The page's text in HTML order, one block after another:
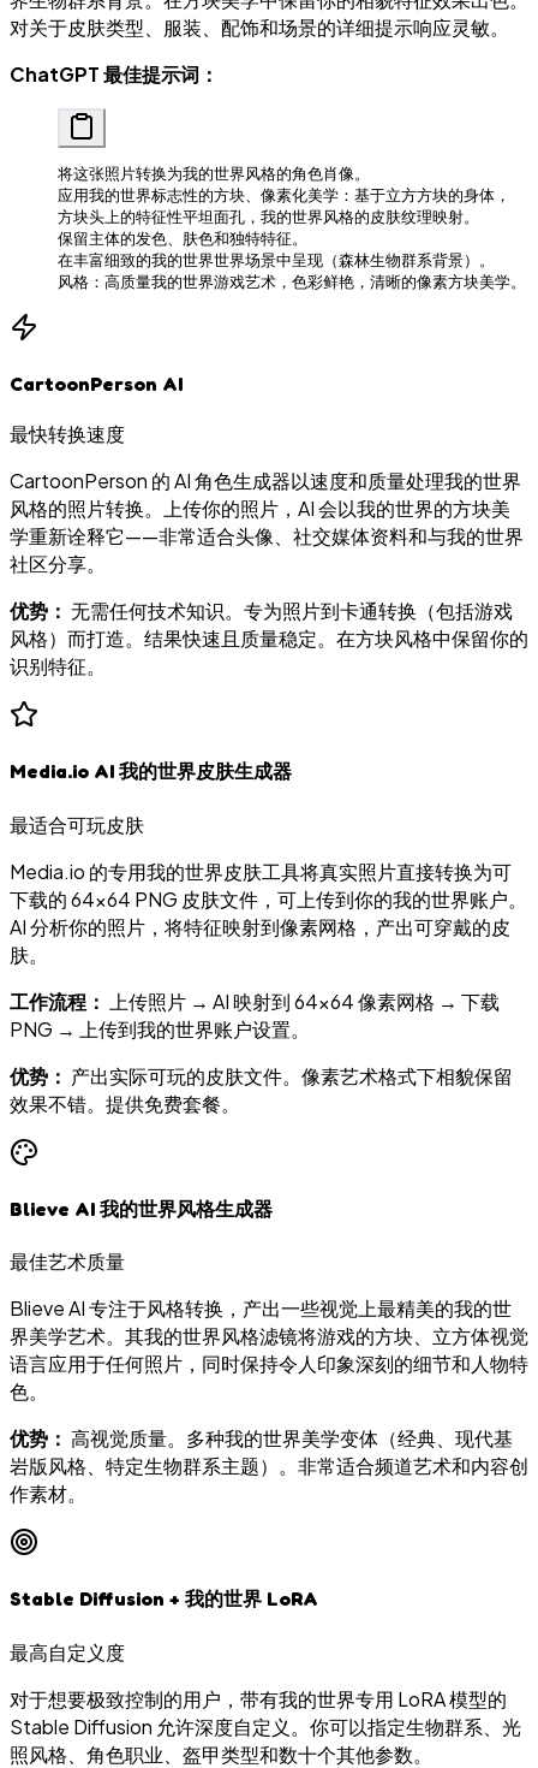
对关于皮肤类型、服装、配饰和场景的详细提示响应灵敏。
ChatGPT 最佳提示词：
将这张照片转换为我的世界风格的角色肖像。
应用我的世界标志性的方块、像素化美学：基于立方方块的身体，
方块头上的特征性平坦面孔，我的世界风格的皮肤纹理映射。
保留主体的发色、肤色和独特特征。
在丰富细致的我的世界世界场景中呈现（森林生物群系背景）。
风格：高质量我的世界游戏艺术，色彩鲜艳，清晰的像素方块美学。
CartoonPerson AI
最快转换速度
CartoonPerson 的 AI 角色生成器以速度和质量处理我的世界
风格的照片转换。上传你的照片，AI 会以我的世界的方块美
学重新诠释它——非常适合头像、社交媒体资料和与我的世界
社区分享。
优势： 无需任何技术知识。专为照片到卡通转换（包括游戏
风格）而打造。结果快速且质量稳定。在方块风格中保留你的
识别特征。
Media.io AI 我的世界皮肤生成器
最适合可玩皮肤
Media.io 的专用我的世界皮肤工具将真实照片直接转换为可
下载的 64×64 PNG 皮肤文件，可上传到你的我的世界账户。
AI 分析你的照片，将特征映射到像素网格，产出可穿戴的皮
肤。
工作流程：
上传照片 → AI 映射到 64×64 像素网格 → 下载
PNG → 上传到我的世界账户设置。
优势： 产出实际可玩的皮肤文件。像素艺术格式下相貌保留
效果不错。提供免费套餐。
Blieve AI 我的世界风格生成器
最佳艺术质量
Blieve AI 专注于风格转换，产出一些视觉上最精美的我的世
界美学艺术。其我的世界风格滤镜将游戏的方块、立方体视觉
语言应用于任何照片，同时保持令人印象深刻的细节和人物特
色。
优势： 高视觉质量。多种我的世界美学变体（经典、现代基
岩版风格、特定生物群系主题）。非常适合频道艺术和内容创
作素材。
Stable Diffusion + 我的世界 LoRA
最高自定义度
对于想要极致控制的用户，带有我的世界专用 LoRA 模型的
Stable Diffusion 允许深度自定义。你可以指定生物群系、光
照风格、角色职业、盔甲类型和数十个其他参数。